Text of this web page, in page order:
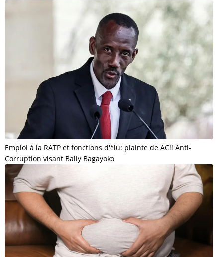
Emploi à la RATP et fonctions d'élu: plainte de AC!! Anti-
Corruption visant Bally Bagayoko